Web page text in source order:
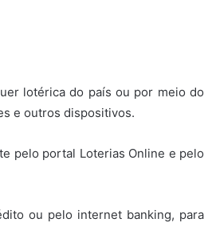
lotérica do país ou por meio do
e outros dispositivos.
pelo portal Loterias Online e pelo
ou pelo internet banking, para